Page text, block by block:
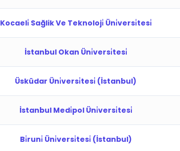
Kocaeli̇ Sağlik Ve Teknoloji̇ Üni̇versi̇tesi̇
İstanbul Okan Üni̇versi̇tesi̇
Üsküdar Üni̇versi̇tesi̇ (İstanbul)
İstanbul Medi̇pol Üni̇versi̇tesi̇
Bi̇runi̇ Üni̇versi̇tesi̇ (İstanbul)